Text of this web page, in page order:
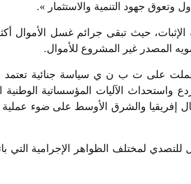
وتعوق جهود التنمية والاستثمار ».
حيث تبقى جرائم غسل الأموال
المصدر غير المشروع للأموال.
عملت على ت ب ن ي سياسة جنائية
واستحداث الآليات المؤسساتية
إفريقيا والشرق الأوسط على ضوء عملية
للتصدي لمختلف الظواهر الإجرامية التي